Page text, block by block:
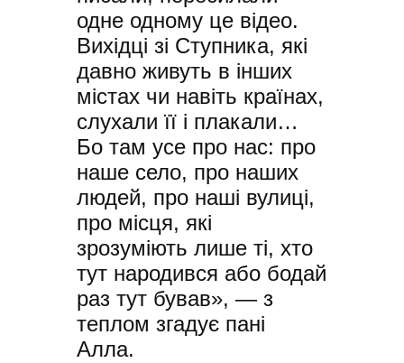
одне одному це відео.
Вихідці зі Ступника, які
давно живуть в інших
містах чи навіть країнах,
слухали її і плакали…
Бо там усе про нас: про
наше село, про наших
людей, про наші вулиці,
про місця, які
зрозуміють лише ті, хто
тут народився або бодай
раз тут бував», — з
теплом згадує пані
Алла.